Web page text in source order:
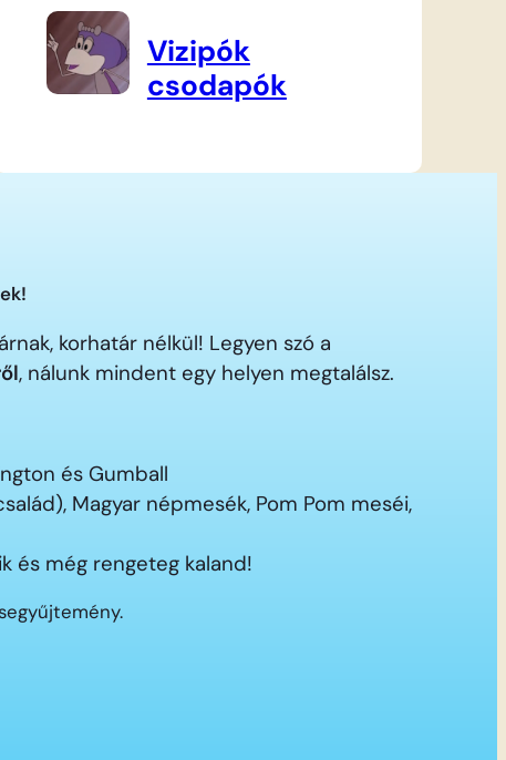
Vizipók
csodapók
korhatár nélkül! Legyen szó a
, nálunk mindent egy helyen megtalálsz.
és Gumball
Magyar népmesék, Pom Pom meséi,
és még rengeteg kaland!